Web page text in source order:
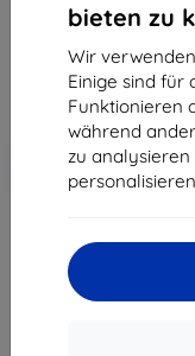
bieten zu
Wir
Einige sind für
Funktionieren
während
zu
298,90 €
269,01 €
ohne MWSt226,06 €
-10%
Rabatt
EXTRA10
ausverkauft
ausverkauft